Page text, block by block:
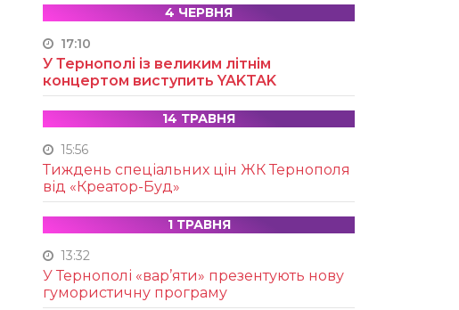
4 ЧЕРВНЯ
17:10
У Тернополі із великим літнім
концертом виступить YAKTAK
14 ТРАВНЯ
15:56
Тиждень спеціальних цін ЖК Тернополя
від «Креатор-Буд»
1 ТРАВНЯ
13:32
У Тернополі «вар’яти» презентують нову
гумористичну програму